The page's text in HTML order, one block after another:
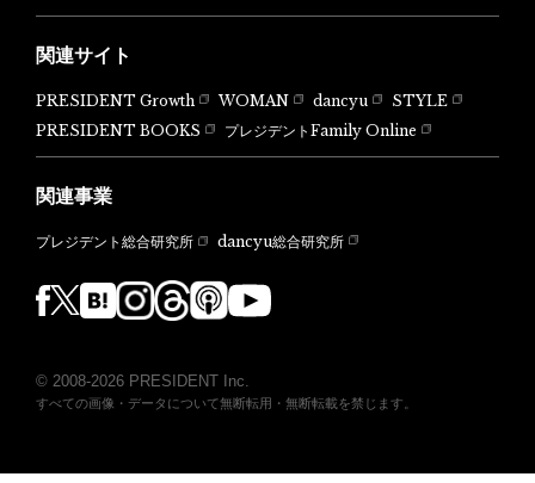
関連サイト
PRESIDENT Growth WOMAN dancyu
STYLE
PRESIDENT BOOKS
プレジデントFamily Online
関連事業
プレジデント総合研究所 dancyu総合研究所
© 2008-2026 PRESIDENT Inc.
すべての画像・データについて無断転用・無断転載を禁じます。